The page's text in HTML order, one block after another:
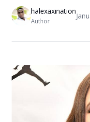
halexaxination
Author